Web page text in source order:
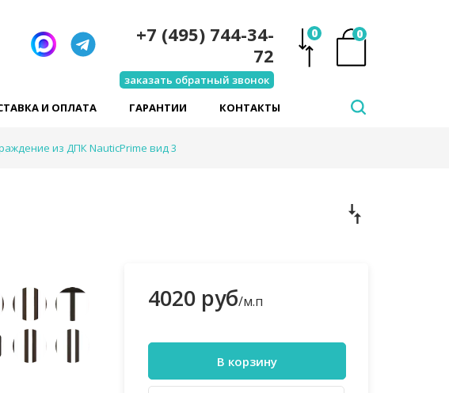
0
0
+7 (495) 744-34-
72
заказать обратный звонок
И ОПЛАТА ГАРАНТИИ КОНТАКТЫ
из ДПК NauticPrime вид 3
4020 руб/м.п
В корзину